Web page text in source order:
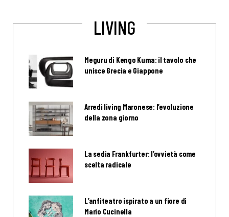
LIVING
Meguru di Kengo Kuma: il tavolo che
unisce Grecia e Giappone
Arredi living Maronese: l’evoluzione
della zona giorno
La sedia Frankfurter: l’ovvietà come
scelta radicale
L’anfiteatro ispirato a un fiore di
Mario Cucinella